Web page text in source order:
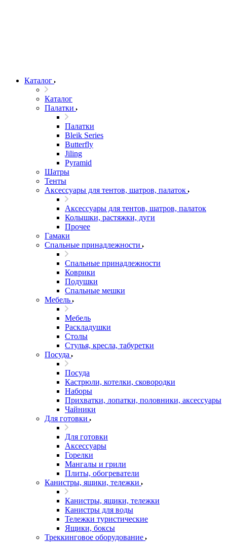
Каталог
Каталог
Палатки
Палатки
Bleik Series
Butterfly
Jiling
Pyramid
Шатры
Тенты
Аксессуары для тентов, шатров, палаток
Аксессуары для тентов, шатров, палаток
Колышки, растяжки, дуги
Прочее
Гамаки
Спальные принадлежности
Спальные принадлежности
Коврики
Подушки
Спальные мешки
Мебель
Мебель
Раскладушки
Столы
Стулья, кресла, табуретки
Посуда
Посуда
Кастрюли, котелки, сковородки
Наборы
Прихватки, лопатки, половники, аксессуары
Чайники
Для готовки
Для готовки
Аксессуары
Горелки
Мангалы и грили
Плиты, обогреватели
Канистры, ящики, тележки
Канистры, ящики, тележки
Канистры для воды
Тележки туристические
Ящики, боксы
Треккинговое оборудование